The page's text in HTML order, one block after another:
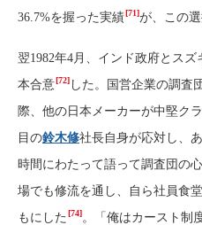
36.7%を握った実績[71]が、この選
翌1982年4月、インド政府とス
本合意[72] した。国営企業の調査
際、他の日本メーカーが中堅ク
目の鈴木修社長自身が応対し、
時間にわたって語って調査団の
場でも修流を通し、自ら社員食
もにした [74]。「俺はカースト制